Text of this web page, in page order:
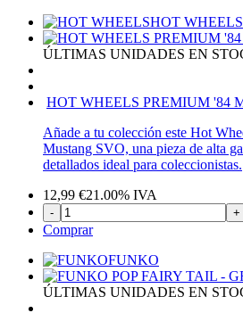
HOT WHEELS
ÚLTIMAS UNIDADES EN
HOT WHEELS PREMIUM '84
Añade a tu colección este Hot
Mustang SVO, una pieza de alta
detallados ideal para coleccionistas.
12,99 €21.00% IVA
- +
Comprar
FUNKO
ÚLTIMAS UNIDADES EN